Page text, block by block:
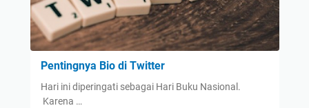
Pentingnya Bio di Twitter
Hari ini diperingati sebagai Hari Buku Nasional.
Karena …